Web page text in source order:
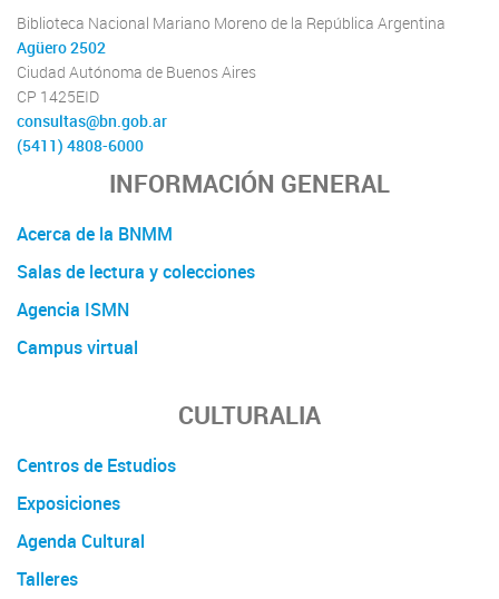
Biblioteca Nacional Mariano Moreno de la República Argentina
Agüero 2502
Ciudad Autónoma de Buenos Aires
CP 1425EID
consultas@bn.gob.ar
(5411) 4808-6000
INFORMACIÓN GENERAL
Acerca de la BNMM
Salas de lectura y colecciones
Agencia ISMN
Campus virtual
CULTURALIA
Centros de Estudios
Exposiciones
Agenda Cultural
Talleres